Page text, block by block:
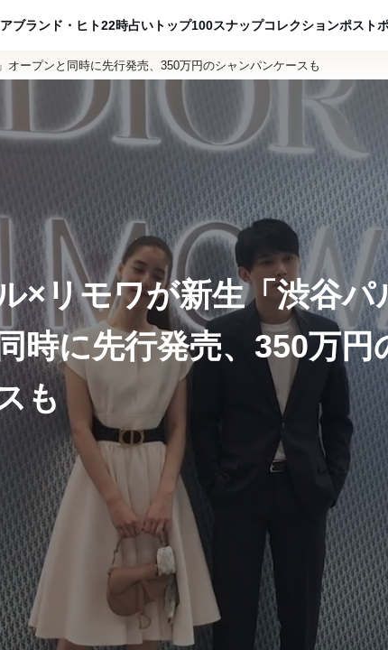
ブランド・ヒト22時占い トップ100スナップコレクションポスト
ープンと同時に先行発売、350万円のシャンパンケースも
×リモワが新生「渋谷パ
時に先行発売、350万円
も